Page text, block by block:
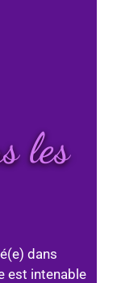
les
dans
est intenable